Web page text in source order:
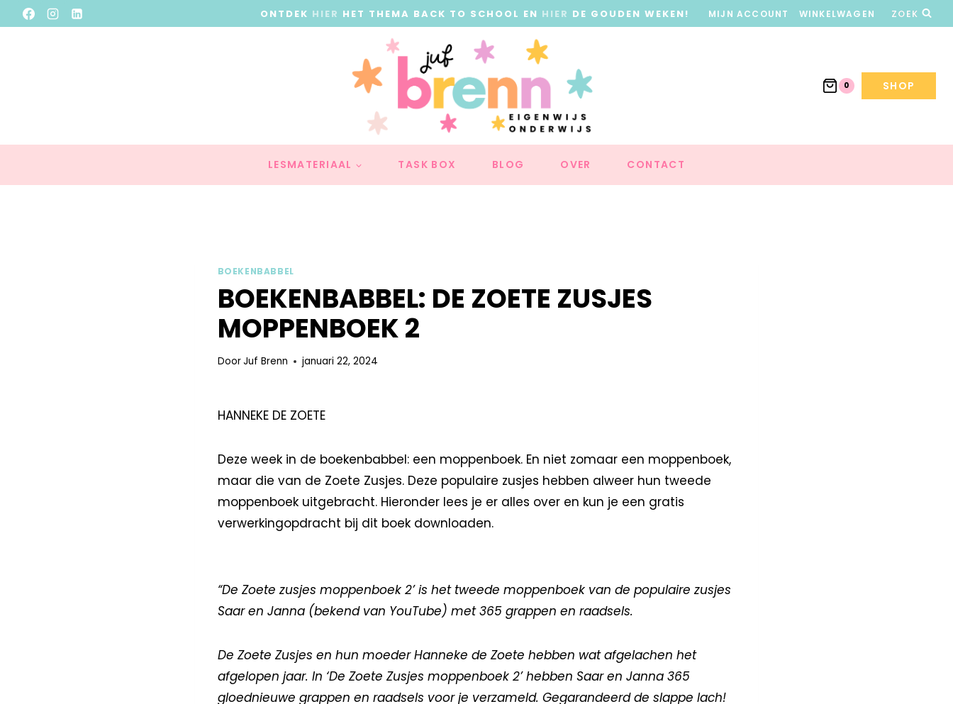
ONTDEK HIER HET THEMA BACK TO SCHOOL EN HIER DE GOUDEN WEKEN! MIJN ACCOUNT WINKELWAGEN ZOEK
0 SHOP
LESMATERIAAL TASK BOX BLOG OVER CONTACT
BOEKENBABBEL
BOEKENBABBEL: DE ZOETE ZUSJES
MOPPENBOEK 2
DoorJuf Brenn januari 22, 2024
HANNEKE DE ZOETE
Deze week in de boekenbabbel: een moppenboek. En niet zomaar een moppenboek,
maar die van de Zoete Zusjes. Deze populaire zusjes hebben alweer hun tweede
moppenboek uitgebracht. Hieronder lees je er alles over en kun je een gratis
verwerkingopdracht bij dit boek downloaden.
“De Zoete zusjes moppenboek 2’ is het tweede moppenboek van de populaire zusjes
Saar en Janna (bekend van YouTube) met 365 grappen en raadsels.
De Zoete Zusjes en hun moeder Hanneke de Zoete hebben wat afgelachen het
afgelopen jaar. In ‘De Zoete Zusjes moppenboek 2’ hebben Saar en Janna 365
gloednieuwe grappen en raadsels voor je verzameld. Gegarandeerd de slappe lach!